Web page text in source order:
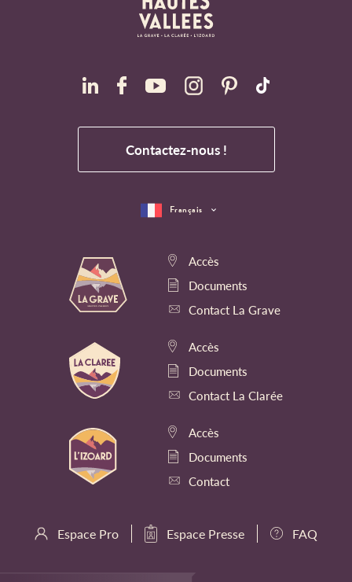
Contactez-nous !
Accès
Documents
Contact La Grave
Accès
Documents
Contact La Clarée
Accès
Documents
Contact
Espace Pro Espace Presse FAQ
Français